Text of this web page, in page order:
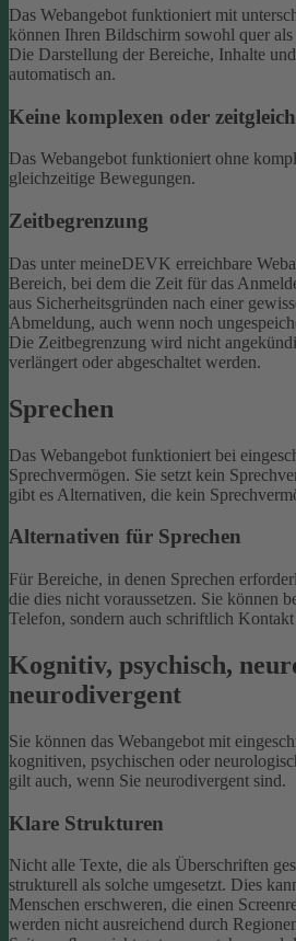
Das Webangebot funktioniert mit
können Ihren Bildschirm sowohl quer
Die Darstellung der Bereiche, Inhalte
automatisch an.
Keine komplexen oder
Das Webangebot funktioniert ohne
gleichzeitige Bewegungen.
Zeitbegrenzung
Das unter meineDEVK erreichbare
Bereich, bei dem die Zeit für das
aus Sicherheitsgründen nach einer
Abmeldung, auch wenn noch
Die Zeitbegrenzung wird nicht
verlängert oder abgeschaltet werden.
Sprechen
Das Webangebot funktioniert bei
Sprechvermögen. Sie setzt kein
gibt es Alternativen, die kein
Alternativen für Sprechen
Für Bereiche, in denen Sprechen
die dies nicht voraussetzen. Sie können
Telefon, sondern auch schriftlich Kontakt
Kognitiv, psychisch,
neurodivergent
Sie können das Webangebot mit
kognitiven, psychischen oder
gilt auch, wenn Sie neurodivergent sind.
Klare Strukturen
Nicht alle Texte, die als Überschriften
strukturell als solche umgesetzt. Dies
Menschen erschweren, die einen
werden nicht ausreichend durch